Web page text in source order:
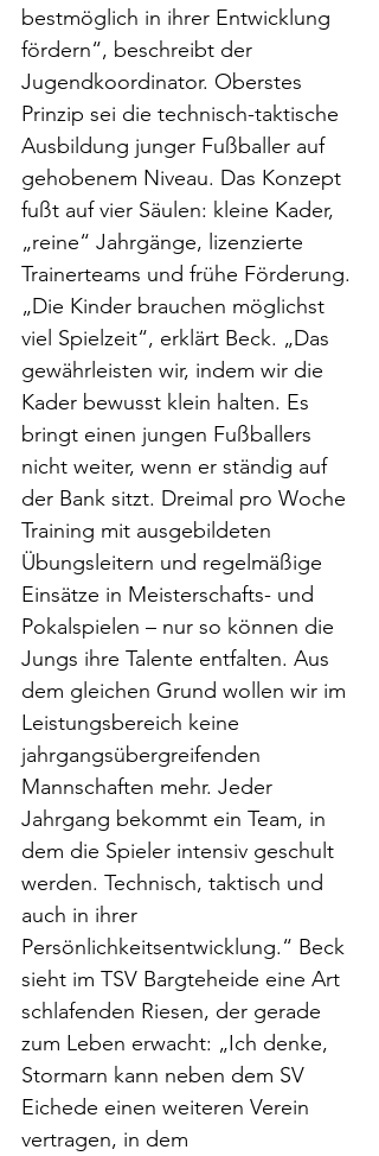
bestmöglich in ihrer Entwicklung
fördern“, beschreibt der
Jugendkoordinator. Oberstes
Prinzip sei die technisch-taktische
Ausbildung junger Fußballer auf
gehobenem Niveau. Das Konzept
fußt auf vier Säulen: kleine Kader,
„reine“ Jahrgänge, lizenzierte
Trainerteams und frühe Förderung.
„Die Kinder brauchen möglichst
viel Spielzeit“, erklärt Beck. „Das
gewährleisten wir, indem wir die
Kader bewusst klein halten. Es
bringt einen jungen Fußballers
nicht weiter, wenn er ständig auf
der Bank sitzt. Dreimal pro Woche
Training mit ausgebildeten
Übungsleitern und regelmäßige
Einsätze in Meisterschafts- und
Pokalspielen – nur so können die
Jungs ihre Talente entfalten. Aus
dem gleichen Grund wollen wir im
Leistungsbereich keine
jahrgangsübergreifenden
Mannschaften mehr. Jeder
Jahrgang bekommt ein Team, in
dem die Spieler intensiv geschult
werden. Technisch, taktisch und
auch in ihrer
Persönlichkeitsentwicklung.“ Beck
sieht im TSV Bargteheide eine Art
schlafenden Riesen, der gerade
zum Leben erwacht: „Ich denke,
Stormarn kann neben dem SV
Eichede einen weiteren Verein
vertragen, in dem